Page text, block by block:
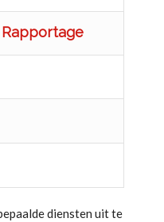
diensten uit te